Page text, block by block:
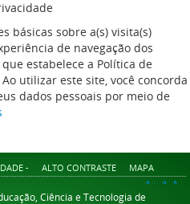
básicas sobre a(s) visita(s)
de navegação dos
estabelece a Política de
utilizar este site, você concorda
dados pessoais por meio de
- ALTO CONTRASTE MAPA
A+ A A-
Ciência e Tecnologia de